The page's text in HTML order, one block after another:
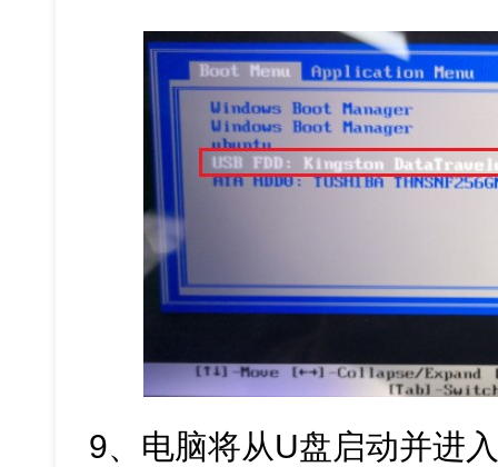
9、电脑将从U盘启动并进